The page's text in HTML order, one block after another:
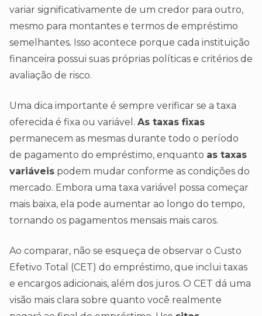
variar significativamente de um credor para outro,
mesmo para montantes e termos de empréstimo
semelhantes. Isso acontece porque cada instituição
financeira possui suas próprias políticas e critérios de
avaliação de risco.
Uma dica importante é sempre verificar se a taxa
oferecida é fixa ou variável. As taxas fixas
permanecem as mesmas durante todo o período
de pagamento do empréstimo, enquanto as taxas
variáveis podem mudar conforme as condições do
mercado. Embora uma taxa variável possa começar
mais baixa, ela pode aumentar ao longo do tempo,
tornando os pagamentos mensais mais caros.
Ao comparar, não se esqueça de observar o Custo
Efetivo Total (CET) do empréstimo, que inclui taxas
e encargos adicionais, além dos juros. O CET dá uma
visão mais clara sobre quanto você realmente